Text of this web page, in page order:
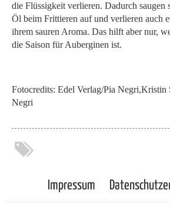
die Flüssigkeit verlieren. Dadurch saugen
Öl beim Frittieren auf und verlieren auch
ihrem sauren Aroma. Das hilft aber nur,
die Saison für Auberginen ist.
Fotocredits: Edel Verlag/Pia Negri,Kristin
Negri
Impressum